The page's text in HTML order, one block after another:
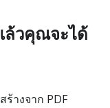
ล้วคุณจะได้
างจาก PDF